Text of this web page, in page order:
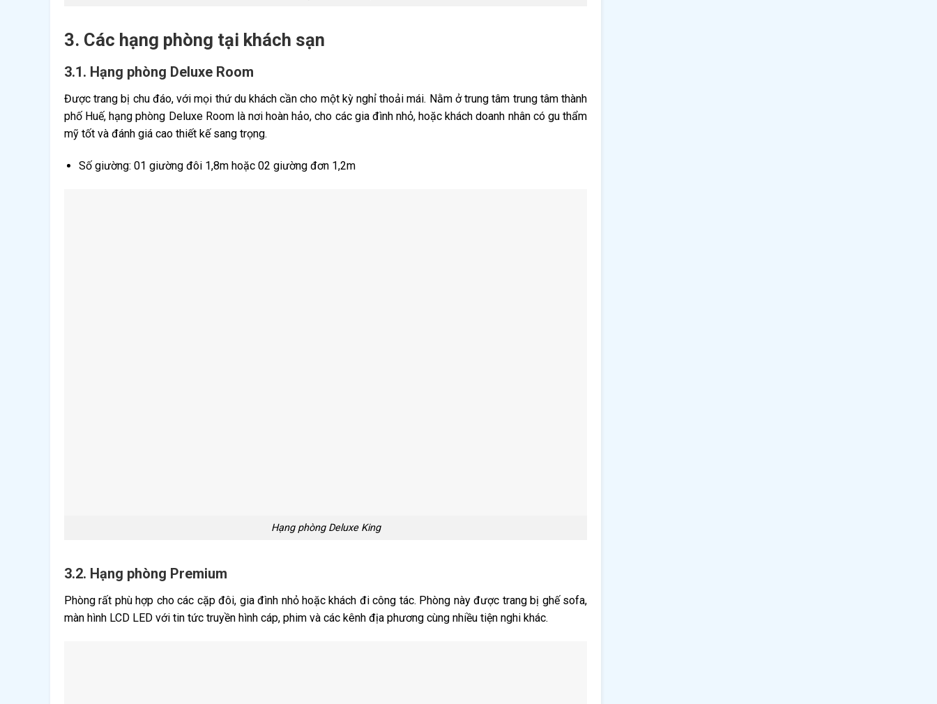
3. Các hạng phòng tại khách sạn
3.1. Hạng phòng Deluxe Room
Được trang bị chu đáo, với mọi thứ du khách cần cho một kỳ nghỉ thoải mái. Nằm ở trung tâm trung tâm thành
phố Huế, hạng phòng Deluxe Room là nơi hoàn hảo, cho các gia đình nhỏ, hoặc khách doanh nhân có gu thẩm
mỹ tốt và đánh giá cao thiết kế sang trọng.
Số giường: 01 giường đôi 1,8m hoặc 02 giường đơn 1,2m
Hạng phòng Deluxe King
3.2. Hạng phòng Premium
Phòng rất phù hợp cho các cặp đôi, gia đình nhỏ hoặc khách đi công tác. Phòng này được trang bị ghế sofa,
màn hình LCD LED với tin tức truyền hình cáp, phim và các kênh địa phương cùng nhiều tiện nghi khác.